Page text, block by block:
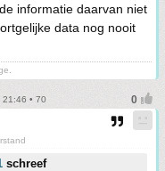
informatie daarvan niet
data nog nooit
21:46 • 70
schreef